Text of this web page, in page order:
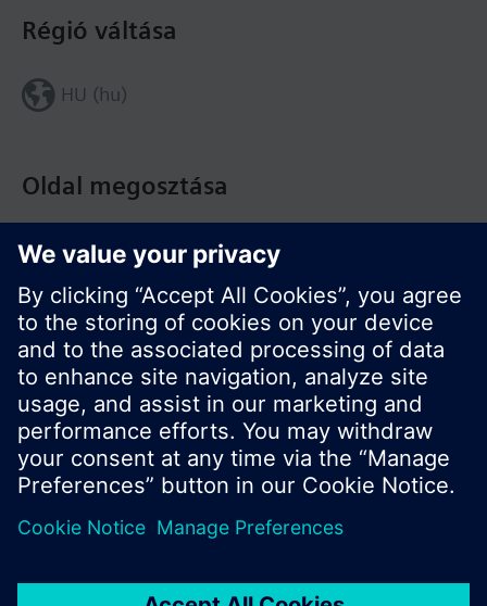
Oldal megosztása
Régió váltása
HU (hu)
© Siemens Switzerland Ltd. Building Technologies
Division - 2016
A termékválaszték és az árak országonként
Biztonsági előírás